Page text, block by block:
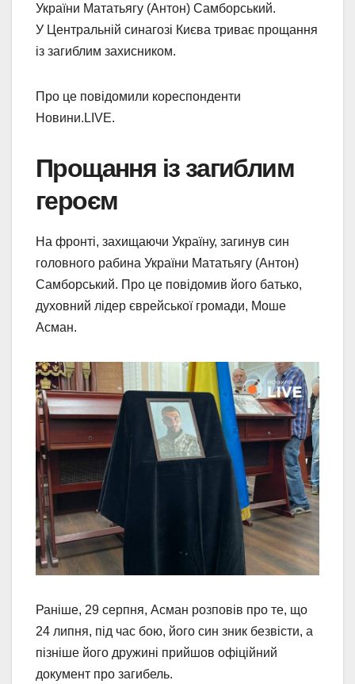
України Мататьягу (Антон) Самборський.
У Центральній синагозі Києва триває прощання
із загиблим захисником.
Про це повідомили кореспонденти
Новини.LIVE.
Прощання із загиблим
героєм
На фронті, захищаючи Україну, загинув син
головного рабина України Мататьягу (Антон)
Самборський. Про це повідомив його батько,
духовний лідер єврейської громади, Моше
Асман.
Раніше, 29 серпня, Асман розповів про те, що
24 липня, під час бою, його син зник безвісти, а
пізніше його дружині прийшов офіційний
документ про загибель.